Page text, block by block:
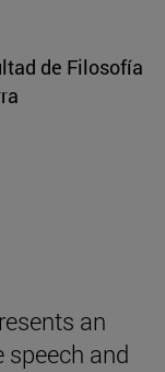
de Filosofía
an
speech and